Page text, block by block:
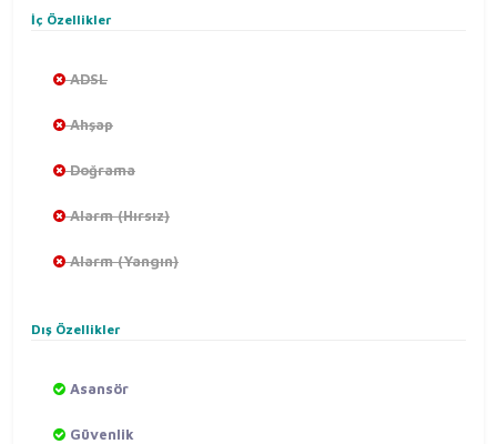
İç Özellikler
ADSL
Ahşap
Doğrama
Alarm (Hırsız)
Alarm (Yangın)
Dış Özellikler
Asansör
Güvenlik